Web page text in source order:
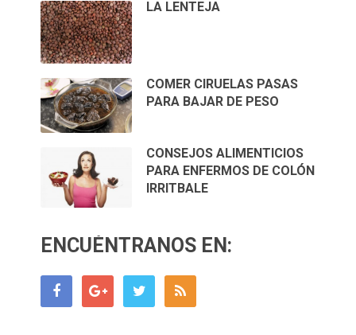
LA LENTEJA
COMER CIRUELAS PASAS
PARA BAJAR DE PESO
CONSEJOS ALIMENTICIOS
PARA ENFERMOS DE COLÓN
IRRITBALE
ENCUÉNTRANOS EN: